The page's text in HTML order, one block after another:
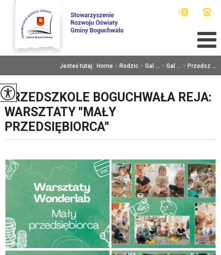
Jesteś tutaj: Home > Rodzic > Gal ... > Gal ... > Przedsz ...
PRZEDSZKOLE BOGUCHWAŁA REJA:
WARSZTATY ''MAŁY
PRZEDSIĘBIORCA''